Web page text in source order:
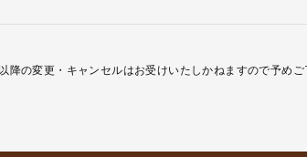
の変更・キャンセルはお受けいたしかねますので予めご